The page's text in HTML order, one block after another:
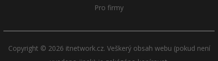
-80%
Pro firmy
Copyright © 2026 itnetwork.cz. Veškerý obsah webu (pokud není